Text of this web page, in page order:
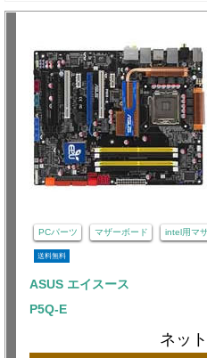
PCパーツ マザーボード intel用マ
送料無料
ASUS エイスース
P5Q-E
ネッ